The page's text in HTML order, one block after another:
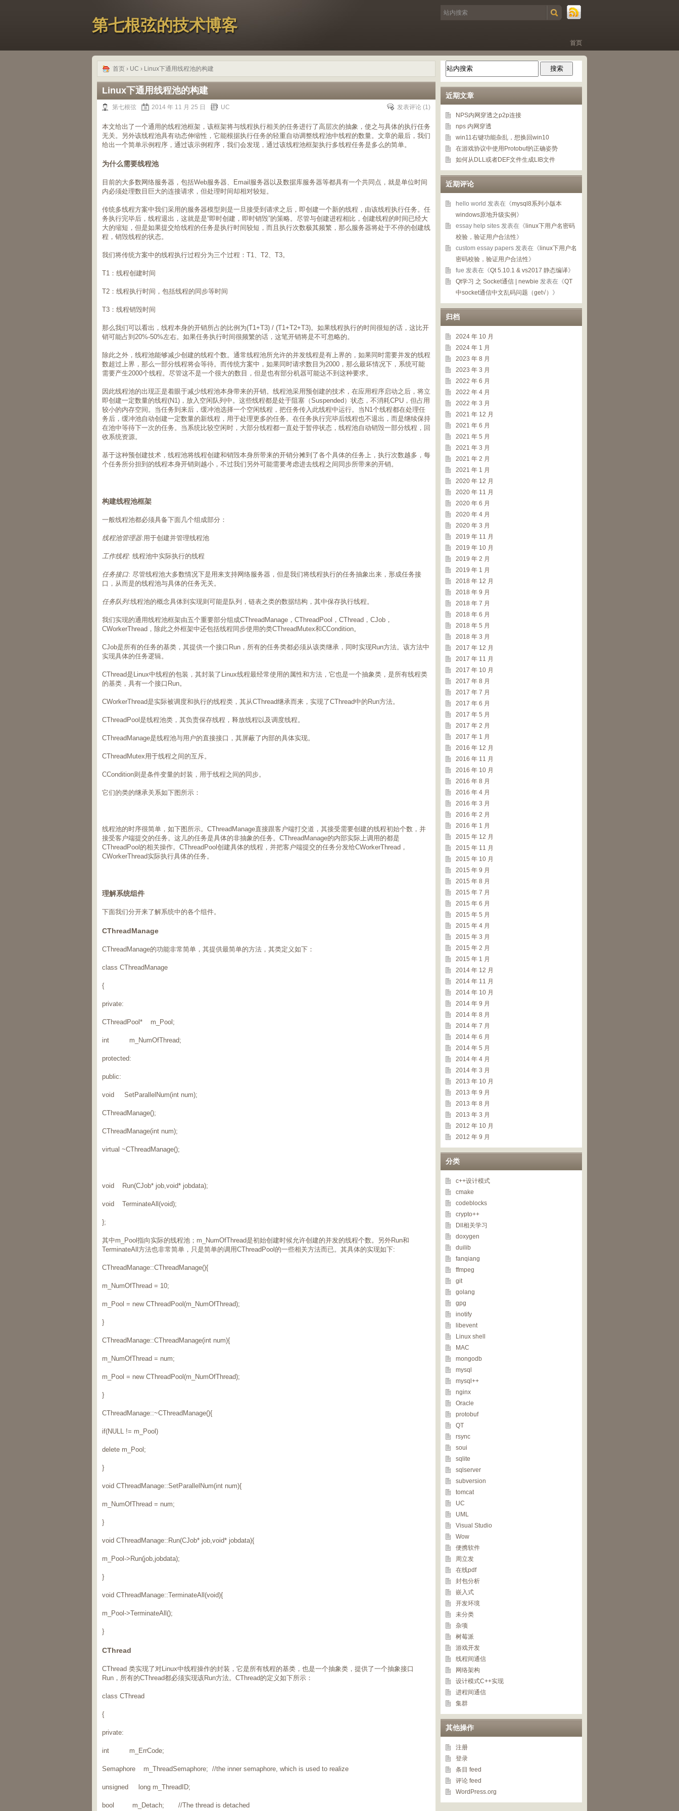
第七根弦的技术博客
首页
首页 › UC › Linux下通用线程池的构建
Linux下通用线程池的构建
第七根弦 2014 年 11 月 25 日 UC 发表评论 (1)
本文给出了一个通用的线程池框架，该框架将与线程执行相关的任务进行了高层次的抽象，使之与具体的执行任务
无关。另外该线程池具有动态伸缩性，它能根据执行任务的轻重自动调整线程池中线程的数量。文章的最后，我们
给出一个简单示例程序，通过该示例程序，我们会发现，通过该线程池框架执行多线程任务是多么的简单。
为什么需要线程池
目前的大多数网络服务器，包括Web服务器、Email服务器以及数据库服务器等都具有一个共同点，就是单位时间
内必须处理数目巨大的连接请求，但处理时间却相对较短。
传统多线程方案中我们采用的服务器模型则是一旦接受到请求之后，即创建一个新的线程，由该线程执行任务。任
务执行完毕后，线程退出，这就是是“即时创建，即时销毁”的策略。尽管与创建进程相比，创建线程的时间已经大
大的缩短，但是如果提交给线程的任务是执行时间较短，而且执行次数极其频繁，那么服务器将处于不停的创建线
程，销毁线程的状态。
我们将传统方案中的线程执行过程分为三个过程：T1、T2、T3。
T1：线程创建时间
T2：线程执行时间，包括线程的同步等时间
T3：线程销毁时间
那么我们可以看出，线程本身的开销所占的比例为(T1+T3) / (T1+T2+T3)。如果线程执行的时间很短的话，这比开
销可能占到20%-50%左右。如果任务执行时间很频繁的话，这笔开销将是不可忽略的。
除此之外，线程池能够减少创建的线程个数。通常线程池所允许的并发线程是有上界的，如果同时需要并发的线程
数超过上界，那么一部分线程将会等待。而传统方案中，如果同时请求数目为2000，那么最坏情况下，系统可能
需要产生2000个线程。尽管这不是一个很大的数目，但是也有部分机器可能达不到这种要求。
因此线程池的出现正是着眼于减少线程池本身带来的开销。线程池采用预创建的技术，在应用程序启动之后，将立
即创建一定数量的线程(N1)，放入空闲队列中。这些线程都是处于阻塞（Suspended）状态，不消耗CPU，但占用
较小的内存空间。当任务到来后，缓冲池选择一个空闲线程，把任务传入此线程中运行。当N1个线程都在处理任
务后，缓冲池自动创建一定数量的新线程，用于处理更多的任务。在任务执行完毕后线程也不退出，而是继续保持
在池中等待下一次的任务。当系统比较空闲时，大部分线程都一直处于暂停状态，线程池自动销毁一部分线程，回
收系统资源。
基于这种预创建技术，线程池将线程创建和销毁本身所带来的开销分摊到了各个具体的任务上，执行次数越多，每
个任务所分担到的线程本身开销则越小，不过我们另外可能需要考虑进去线程之间同步所带来的开销。
构建线程池框架
一般线程池都必须具备下面几个组成部分：
线程池管理器:用于创建并管理线程池
工作线程: 线程池中实际执行的线程
任务接口: 尽管线程池大多数情况下是用来支持网络服务器，但是我们将线程执行的任务抽象出来，形成任务接
口，从而是的线程池与具体的任务无关。
任务队列:线程池的概念具体到实现则可能是队列，链表之类的数据结构，其中保存执行线程。
我们实现的通用线程池框架由五个重要部分组成CThreadManage，CThreadPool，CThread，CJob，
CWorkerThread，除此之外框架中还包括线程同步使用的类CThreadMutex和CCondition。
CJob是所有的任务的基类，其提供一个接口Run，所有的任务类都必须从该类继承，同时实现Run方法。该方法中
实现具体的任务逻辑。
CThread是Linux中线程的包装，其封装了Linux线程最经常使用的属性和方法，它也是一个抽象类，是所有线程类
的基类，具有一个接口Run。
CWorkerThread是实际被调度和执行的线程类，其从CThread继承而来，实现了CThread中的Run方法。
CThreadPool是线程池类，其负责保存线程，释放线程以及调度线程。
CThreadManage是线程池与用户的直接接口，其屏蔽了内部的具体实现。
CThreadMutex用于线程之间的互斥。
CCondition则是条件变量的封装，用于线程之间的同步。
它们的类的继承关系如下图所示：
线程池的时序很简单，如下图所示。CThreadManage直接跟客户端打交道，其接受需要创建的线程初始个数，并
接受客户端提交的任务。这儿的任务是具体的非抽象的任务。CThreadManage的内部实际上调用的都是
CThreadPool的相关操作。CThreadPool创建具体的线程，并把客户端提交的任务分发给CWorkerThread，
CWorkerThread实际执行具体的任务。
理解系统组件
下面我们分开来了解系统中的各个组件。
CThreadManage
CThreadManage的功能非常简单，其提供最简单的方法，其类定义如下：
class CThreadManage
{
private:
CThreadPool* m_Pool;
int m_NumOfThread;
protected:
public:
void SetParallelNum(int num);
CThreadManage();
CThreadManage(int num);
virtual ~CThreadManage();
void Run(CJob* job,void* jobdata);
void TerminateAll(void);
};
其中m_Pool指向实际的线程池；m_NumOfThread是初始创建时候允许创建的并发的线程个数。另外Run和
TerminateAll方法也非常简单，只是简单的调用CThreadPool的一些相关方法而已。其具体的实现如下:
CThreadManage::CThreadManage(){
m_NumOfThread = 10;
m_Pool = new CThreadPool(m_NumOfThread);
}
CThreadManage::CThreadManage(int num){
m_NumOfThread = num;
m_Pool = new CThreadPool(m_NumOfThread);
}
CThreadManage::~CThreadManage(){
if(NULL != m_Pool)
delete m_Pool;
}
void CThreadManage::SetParallelNum(int num){
m_NumOfThread = num;
}
void CThreadManage::Run(CJob* job,void* jobdata){
m_Pool->Run(job,jobdata);
}
void CThreadManage::TerminateAll(void){
m_Pool->TerminateAll();
}
CThread
CThread 类实现了对Linux中线程操作的封装，它是所有线程的基类，也是一个抽象类，提供了一个抽象接口
Run，所有的CThread都必须实现该Run方法。CThread的定义如下所示：
class CThread
{
private:
int m_ErrCode;
Semaphore m_ThreadSemaphore; //the inner semaphore, which is used to realize
unsigned long m_ThreadID;
bool m_Detach; //The thread is detached
近期文章
NPS内网穿透之p2p连接
nps 内网穿透
win11右键功能杂乱，想换回win10
在游戏协议中使用Protobuf的正确姿势
如何从DLL或者DEF文件生成LIB文件
近期评论
hello world 发表在《mysql8系列小版本
windows原地升级实例 》
essay help sites 发表在《 linux下用户名密码
校验，验证用户合法性》
custom essay papers 发表在《 linux下用户名
密码校验，验证用户合法性》
fue 发表在《Qt 5.10.1 & vs2017 静态编译》
Qt学习 之 Socket通信 | newbie 发表在《QT
中socket通信中文乱码问题（get√） 》
归档
2024 年 10 月
2024 年 1 月
2023 年 8 月
2023 年 3 月
2022 年 6 月
2022 年 4 月
2022 年 3 月
2021 年 12 月
2021 年 6 月
2021 年 5 月
2021 年 3 月
2021 年 2 月
2021 年 1 月
2020 年 12 月
2020 年 11 月
2020 年 6 月
2020 年 4 月
2020 年 3 月
2019 年 11 月
2019 年 10 月
2019 年 2 月
2019 年 1 月
2018 年 12 月
2018 年 9 月
2018 年 7 月
2018 年 6 月
2018 年 5 月
2018 年 3 月
2017 年 12 月
2017 年 11 月
2017 年 10 月
2017 年 8 月
2017 年 7 月
2017 年 6 月
2017 年 5 月
2017 年 2 月
2017 年 1 月
2016 年 12 月
2016 年 11 月
2016 年 10 月
2016 年 8 月
2016 年 4 月
2016 年 3 月
2016 年 2 月
2016 年 1 月
2015 年 12 月
2015 年 11 月
2015 年 10 月
2015 年 9 月
2015 年 8 月
2015 年 7 月
2015 年 6 月
2015 年 5 月
2015 年 4 月
2015 年 3 月
2015 年 2 月
2015 年 1 月
2014 年 12 月
2014 年 11 月
2014 年 10 月
2014 年 9 月
2014 年 8 月
2014 年 7 月
2014 年 6 月
2014 年 5 月
2014 年 4 月
2014 年 3 月
2013 年 10 月
2013 年 9 月
2013 年 8 月
2013 年 3 月
2012 年 10 月
2012 年 9 月
分类
c++设计模式
cmake
codeblocks
crypto++
Dll相关学习
doxygen
duilib
fanqiang
ffmpeg
git
golang
gpg
inotify
libevent
Linux shell
MAC
mongodb
mysql
mysql++
nginx
Oracle
protobuf
QT
rsync
soui
sqlite
sqlserver
subversion
tomcat
UC
UML
Visual Studio
Wow
便携软件
周立发
在线pdf
封包分析
嵌入式
开发环境
未分类
杂项
树莓派
游戏开发
线程间通信
网络架构
设计模式C++实现
进程间通信
集群
其他操作
注册
登录
条目 feed
评论 feed
WordPress.org